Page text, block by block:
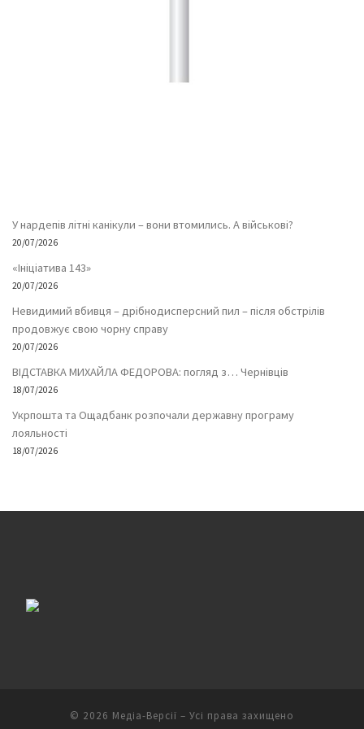
У нардепів літні канікули – вони втомились. А військові?
20/07/2026
«Ініціатива 143»
20/07/2026
Невидимий вбивця – дрібнодисперсний пил – після обстрілів
продовжує свою чорну справу
20/07/2026
ВІДСТАВКА МИХАЙЛА ФЕДОРОВА: погляд з… Чернівців
18/07/2026
Укрпошта та Ощадбанк розпочали державну програму
лояльності
18/07/2026
© 2026 Медіа-Версії – Усі права захищено